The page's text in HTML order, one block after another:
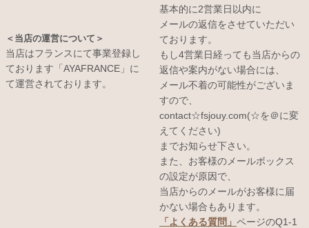
＜当店の運営について＞
当店はフランスにて事業登録し
ております「AYAFRANCE」に
て運営されております。
基本的に2営業日以内に
メールの返信をさせていただい
ております。
もし4営業日経っても当店からの
返信や案内がない場合には、
メール不着の可能性がございま
すので、
contact☆fsjouy.com(☆を＠に変
えてください)
までお知らせ下さい。
また、お客様のメールボックス
の設定が原因で、
当店からのメールがお客様に届
かない場合もあります。
「よくある質問」 ページのQ1-1